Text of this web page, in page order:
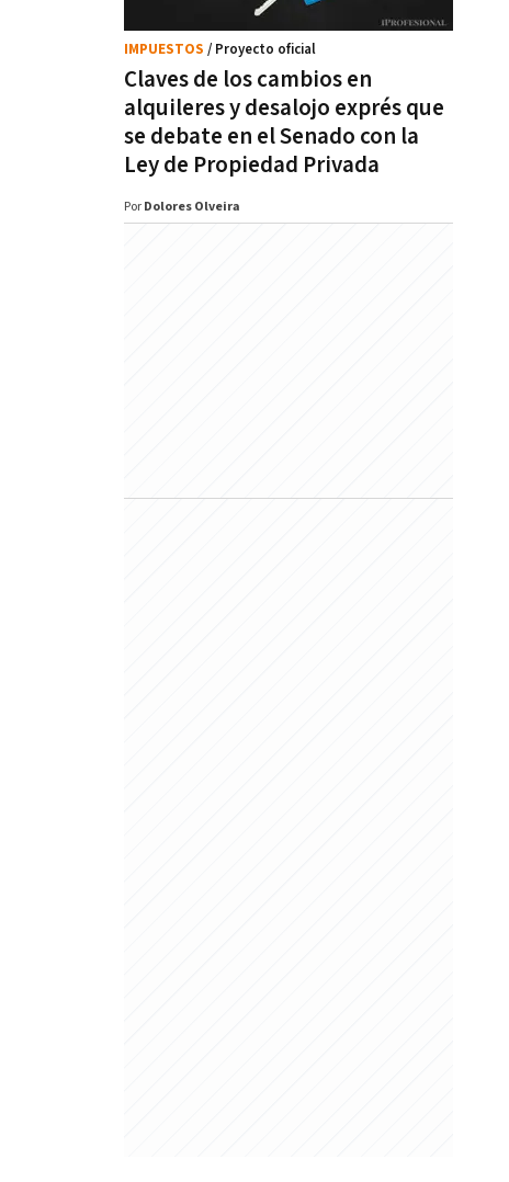
Claves de los cambios en
alquileres y desalojo exprés que
se debate en el Senado con la
Ley de Propiedad Privada
IMPUESTOS / Proyecto oficial
Por Dolores Olveira